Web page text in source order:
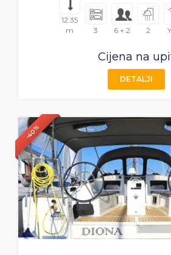
12.35
m
3 6 + 2 2
Cijena na
DETALJI
-40%